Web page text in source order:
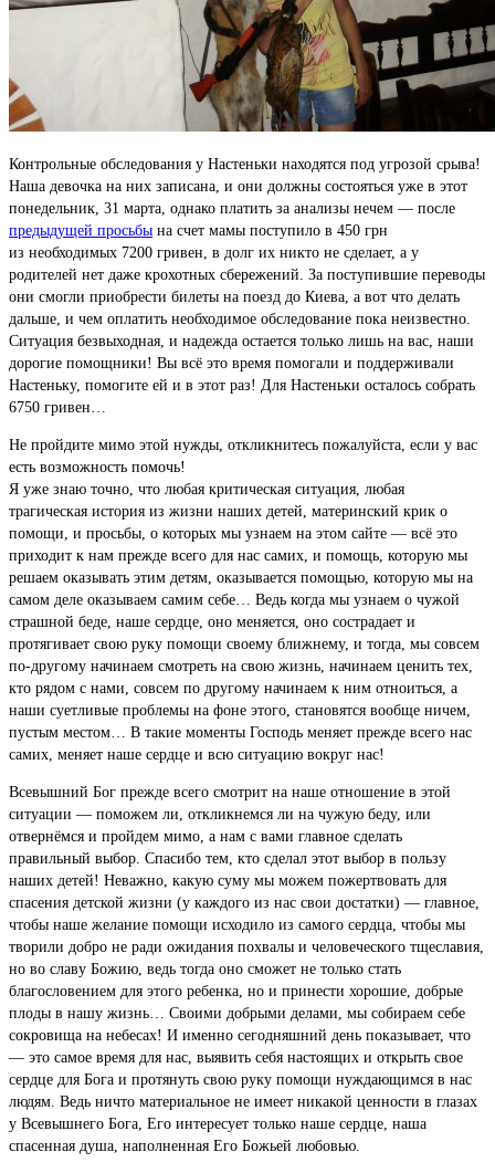
Контрольные обследования у Настеньки находятся под угрозой срыва!
Наша девочка на них записана, и они должны состояться уже в этот
понедельник, 31 марта, однако платить за анализы нечем — после
предыдущей просьбы на счет мамы поступило в 450 грн
из необходимых 7200 гривен, в долг их никто не сделает, а у
родителей нет даже крохотных сбережений. За поступившие переводы
они смогли приобрести билеты на поезд до Киева, а вот что делать
дальше, и чем оплатить необходимое обследование пока неизвестно.
Ситуация безвыходная, и надежда остается только лишь на вас, наши
дорогие помощники! Вы всё это время помогали и поддерживали
Настеньку, помогите ей и в этот раз! Для Настеньки осталось собрать
6750 гривен…
Не пройдите мимо этой нужды, откликнитесь пожалуйста, если у вас
есть возможность помочь!
Я уже знаю точно, что любая критическая ситуация, любая
трагическая история из жизни наших детей, материнский крик о
помощи, и просьбы, о которых мы узнаем на этом сайте — всё это
приходит к нам прежде всего для нас самих, и помощь, которую мы
решаем оказывать этим детям, оказывается помощью, которую мы на
самом деле оказываем самим себе… Ведь когда мы узнаем о чужой
страшной беде, наше сердце, оно меняется, оно сострадает и
протягивает свою руку помощи своему ближнему, и тогда, мы совсем
по-другому начинаем смотреть на свою жизнь, начинаем ценить тех,
кто рядом с нами, совсем по другому начинаем к ним отноиться, а
наши суетливые проблемы на фоне этого, становятся вообще ничем,
пустым местом… В такие моменты Господь меняет прежде всего нас
самих, меняет наше сердце и всю ситуацию вокруг нас!
Всевышний Бог прежде всего смотрит на наше отношение в этой
ситуации — поможем ли, откликнемся ли на чужую беду, или
отвернёмся и пройдем мимо, а нам с вами главное сделать
правильный выбор. Спасибо тем, кто сделал этот выбор в пользу
наших детей! Неважно, какую суму мы можем пожертвовать для
спасения детской жизни (у каждого из нас свои достатки) — главное,
чтобы наше желание помощи исходило из самого сердца, чтобы мы
творили добро не ради ожидания похвалы и человеческого тщеславия,
но во славу Божию, ведь тогда оно сможет не только стать
благословением для этого ребенка, но и принести хорошие, добрые
плоды в нашу жизнь… Своими добрыми делами, мы собираем себе
сокровища на небесах! И именно сегодняшний день показывает, что
— это самое время для нас, выявить себя настоящих и открыть свое
сердце для Бога и протянуть свою руку помощи нуждающимся в нас
людям. Ведь ничто материальное не имеет никакой ценности в глазах
у Всевышнего Бога, Его интересует только наше сердце, наша
спасенная душа, наполненная Его Божьей любовью.